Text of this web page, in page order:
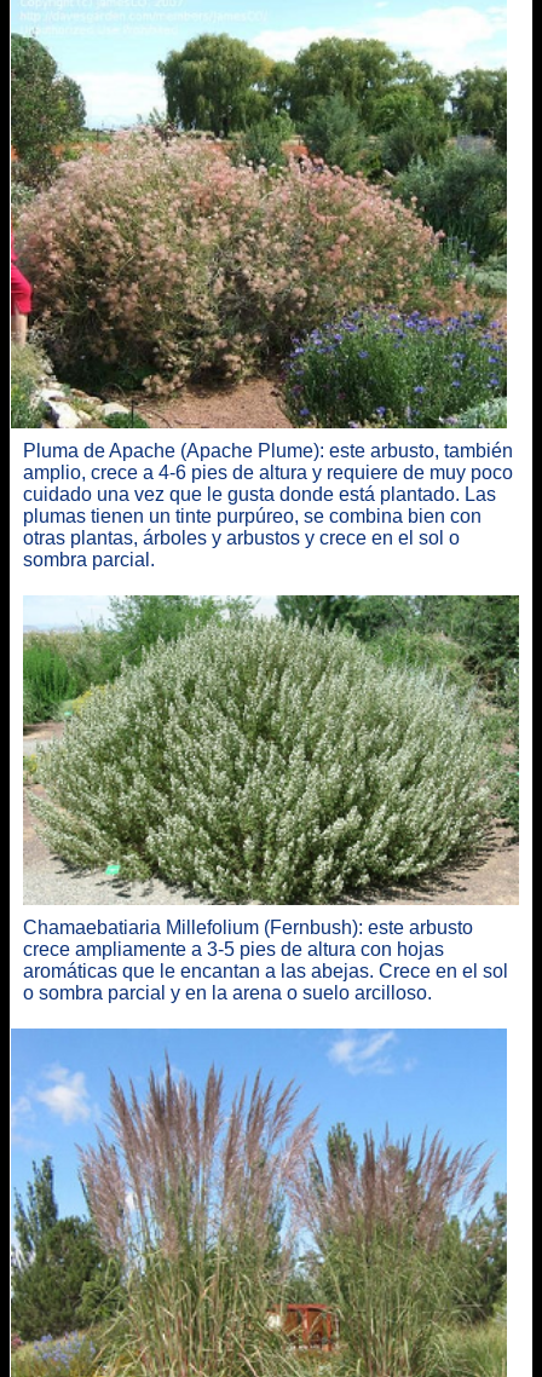
Pluma de Apache (Apache Plume): este arbusto, también
amplio, crece a 4-6 pies de altura y requiere de muy poco
cuidado una vez que le gusta donde está plantado. Las
plumas tienen un tinte purpúreo, se combina bien con
otras plantas, árboles y arbustos y crece en el sol o
sombra parcial.
Chamaebatiaria Millefolium (Fernbush): este arbusto
crece ampliamente a 3-5 pies de altura con hojas
aromáticas que le encantan a las abejas. Crece en el sol
o sombra parcial y en la arena o suelo arcilloso.